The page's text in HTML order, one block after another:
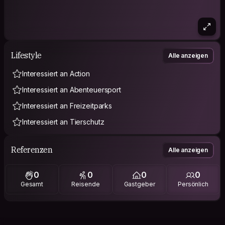
Lifestyle Alle anzeigen
Interessiert an Action
Interessiert an Abenteuersport
Interessiert an Freizeitparks
Interessiert an Tierschutz
Referenzen Alle anzeigen
0
Gesamt
0
Reisende
0
Gastgeber
0
Persönlich